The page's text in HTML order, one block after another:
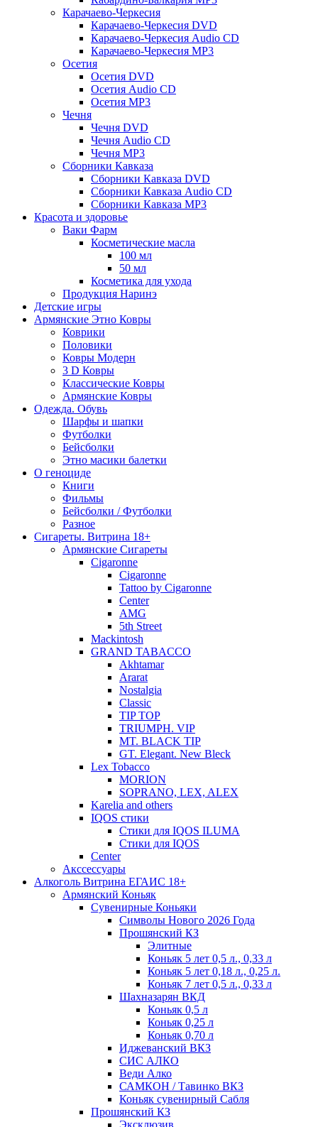
Карачаево-Черкесия
Карачаево-Черкесия DVD
Карачаево-Черкесия Audio CD
Карачаево-Черкесия MP3
Осетия
Осетия DVD
Осетия Audio CD
Осетия MP3
Чечня
Чечня DVD
Чечня Audio CD
Чечня MP3
Сборники Кавказа
Сборники Кавказа DVD
Сборники Кавказа Audio CD
Сборники Кавказа MP3
Красота и здоровье
Ваки Фарм
Косметические масла
100 мл
50 мл
Косметика для ухода
Продукция Наринэ
Детские игры
Армянские Этно Ковры
Коврики
Половики
Ковры Модерн
3 D Ковры
Классические Ковры
Армянские Ковры
Одежда. Обувь
Шарфы и шапки
Футболки
Бейсболки
Этно масики балетки
О геноциде
Книги
Фильмы
Бейсболки / Футболки
Разное
Сигареты. Витрина 18+
Армянские Сигареты
Cigaronne
Cigaronne
Tattoo by Cigaronne
Center
AMG
5th Street
Mackintosh
GRAND TABACCO
Akhtamar
Ararat
Nostalgia
Classic
TIP TOP
TRIUMPH. VIP
MT. BLACK TIP
GT. Elegant. New Bleck
Lex Tobacco
MORION
SOPRANO, LEX, ALEX
Karelia and others
IQOS стики
Стики для IQOS ILUMA
Стики для IQOS
Сenter
Акссессуары
Алкоголь Витрина ЕГАИС 18+
Армянский Коньяк
Сувенирные Коньяки
Символы Нового 2026 Года
Прошянский КЗ
Элитные
Коньяк 5 лет 0,5 л., 0,33 л
Коньяк 5 лет 0,18 л., 0,25 л.
Коньяк 7 лет 0,5 л., 0,33 л
Шахназарян ВКД
Коньяк 0,5 л
Коньяк 0,25 л
Коньяк 0,70 л
Иджеванский ВКЗ
СИС АЛКО
Веди Алко
САМКОН / Тавинко ВКЗ
Коньяк сувенирный Сабля
Прошянский КЗ
Эксклюзив